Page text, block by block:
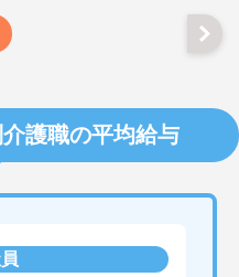
護職の平均給与